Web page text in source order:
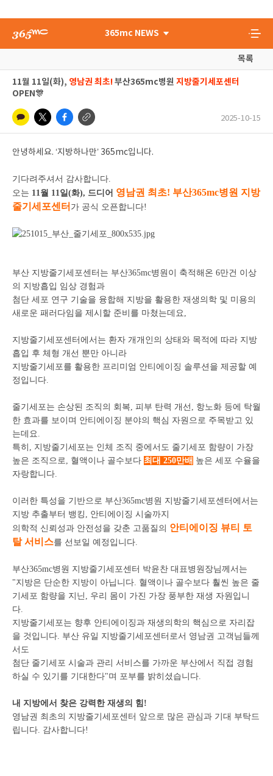
365mc NEWS
목록
11월 11일(화), 영남권 최초!부산365mc병원 지방줄기세포센터
OPEN🎊
2025-10-15
안녕하세요. ‘지방하나만’ 365mc입니다.
기다려주셔서 감사합니다.
오는 11월 11일(화), 드디어 영남권 최초! 부산365mc병원 지방
줄기세포센터 가 공식 오픈합니다!
부산 지방줄기세포센터는 부산365mc병원이 축적해온 6만건 이상
의 지방흡입 임상 경험과
첨단 세포 연구 기술을 융합해 지방을 활용한 재생의학 및 미용의
새로운 패러다임을 제시할 준비를 마쳤는데요,
지방줄기세포센터에서는 환자 개개인의 상태와 목적에 따라 지방
흡입 후 체형 개선 뿐만 아니라
지방줄기세포를 활용한 프리미엄 안티에이징 솔루션을 제공할 예
정입니다.
줄기세포는 손상된 조직의 회복, 피부 탄력 개선, 항노화 등에 탁월
한 효과를 보이며 안티에이징 분야의 핵심 자원으로 주목받고 있
는데요.
특히, 지방줄기세포는 인체 조직 중에서도 줄기세포 함량이 가장
높은 조직으로, 혈액이나 골수보다 최대 250만배 높은 세포 수율을
자랑합니다.
이러한 특성을 기반으로 부산365mc병원 지방줄기세포센터에서는
지방 추출부터 뱅킹, 안티에이징 시술까지
의학적 신뢰성과 안전성을 갖춘 고품질의 안티에이징 뷰티 토
탈 서비스를 선보일 예정입니다.
부산365mc병원 지방줄기세포센터 박윤찬 대표병원장님께서는
"지방은 단순한 지방이 아닙니다. 혈액이나 골수보다 훨씬 높은 줄
기세포 함량을 지닌, 우리 몸이 가진 가장 풍부한 재생 자원입니
다.
지방줄기세포는 향후 안티에이징과 재생의학의 핵심으로 자리잡
을 것입니다. 부산 유일 지방줄기세포센터로서 영남권 고객님들께
서도
첨단 줄기세포 시술과 관리 서비스를 가까운 부산에서 직접 경험
하실 수 있기를 기대한다"며 포부를 밝히셨습니다.
내 지방에서 찾은 강력한 재생의 힘!
영남권 최초의 지방줄기세포센터 앞으로 많은 관심과 기대 부탁드
립니다. 감사합니다!